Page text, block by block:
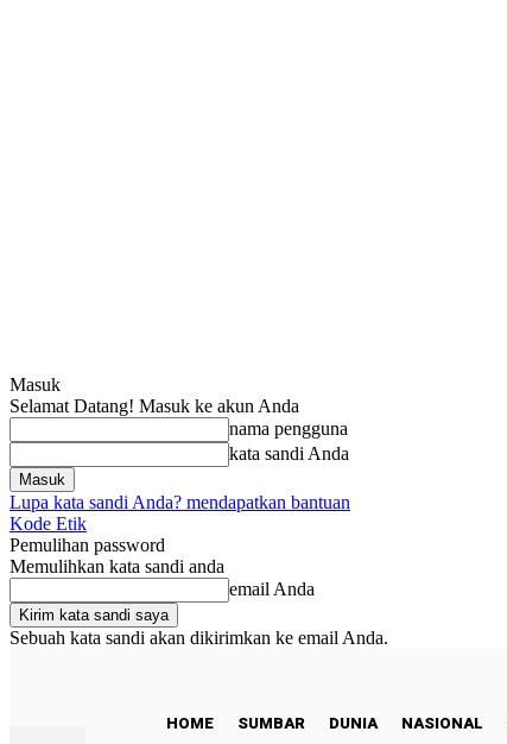
Masuk
Selamat Datang! Masuk ke akun Anda
nama pengguna
kata sandi Anda
Lupa kata sandi Anda? mendapatkan bantuan
Kode Etik
Pemulihan password
Memulihkan kata sandi anda
email Anda
Sebuah kata sandi akan dikirimkan ke email Anda.
HOME SUMBAR DUNIA NASIONAL